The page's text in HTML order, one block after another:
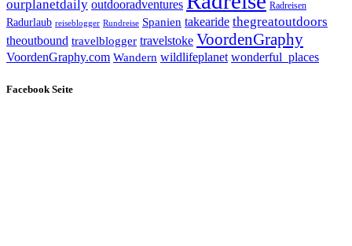
ourplanetdaily outdooradventures Radreisen
Radurlaub reiseblogger Rundreise Spanien takearide thegreatoutdoors
theoutbound travelblogger travelstoke VoordenGraphy
VoordenGraphy.com Wandern wildlifeplanet wonderful_places
Facebook Seite